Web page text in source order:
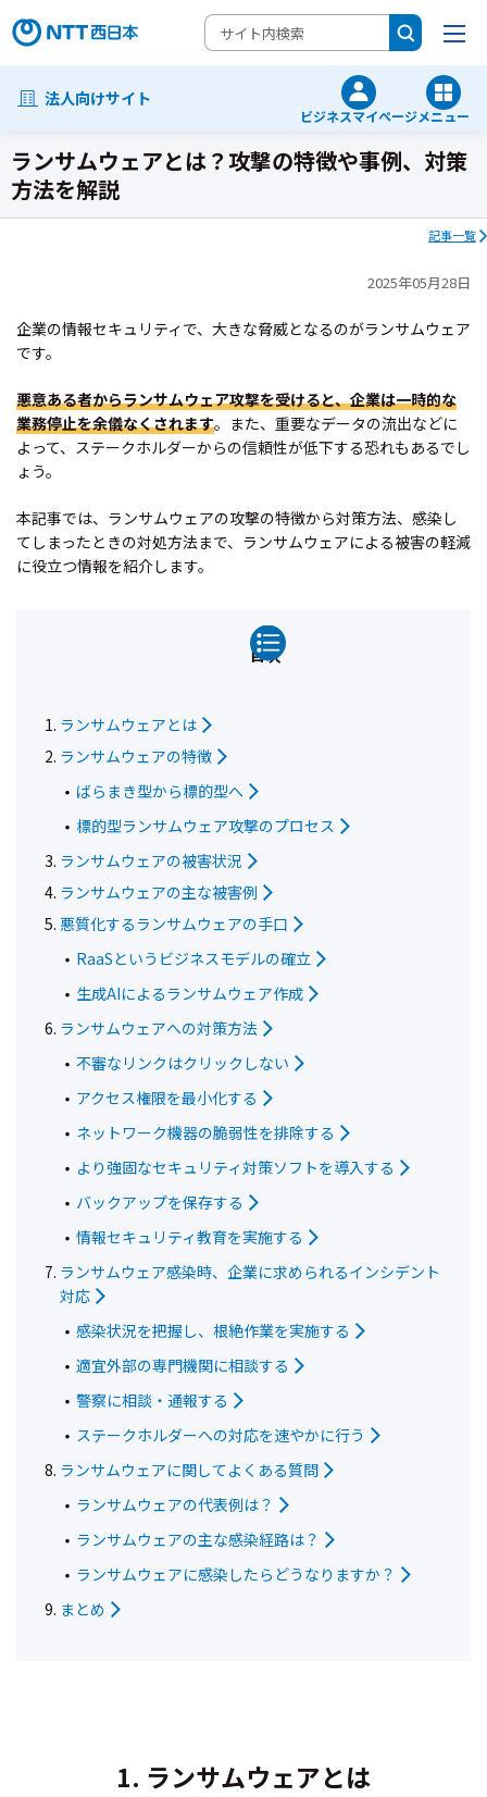
法人向けサイト
ビジネスマイページメニュー
ランサムウェアとは？攻撃の特徴や事例、対策
方法を解説
記事一覧
2025年05月28日
企業の情報セキュリティで、大きな脅威となるのがランサムウェア
です。
悪意ある者からランサムウェア攻撃を受けると、企業は一時的な
業務停止を余儀なくされます。また、重要なデータの流出などに
よって、ステークホルダーからの信頼性が低下する恐れもあるでし
ょう。
本記事では、ランサムウェアの攻撃の特徴から対策方法、感染し
てしまったときの対処方法まで、ランサムウェアによる被害の軽減
に役立つ情報を紹介します。
目次
ランサムウェアとは
ランサムウェアの特徴
ばらまき型から標的型へ
標的型ランサムウェア攻撃のプロセス
ランサムウェアの被害状況
ランサムウェアの主な被害例
悪質化するランサムウェアの手口
RaaSというビジネスモデルの確立
生成AIによるランサムウェア作成
ランサムウェアへの対策方法
不審なリンクはクリックしない
アクセス権限を最小化する
ネットワーク機器の脆弱性を排除する
より強固なセキュリティ対策ソフトを導入する
バックアップを保存する
情報セキュリティ教育を実施する
ランサムウェア感染時、企業に求められるインシデント
対応
感染状況を把握し、根絶作業を実施する
適宜外部の専門機関に相談する
警察に相談・通報する
ステークホルダーへの対応を速やかに行う
ランサムウェアに関してよくある質問
ランサムウェアの代表例は？
ランサムウェアの主な感染経路は？
ランサムウェアに感染したらどうなりますか？
まとめ
1. ランサムウェアとは